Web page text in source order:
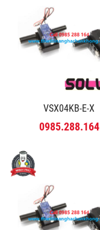
VSX04KB-E-X
0985.288.164